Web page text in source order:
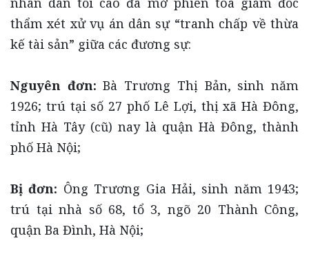
thẩm xét xử vụ án dân sự “tranh chấp về thừa
kế tài sản” giữa các đương sự:
Nguyên đơn:Bà Trương Thị Bản, sinh năm
1926; trú tại số 27 phố Lê Lợi, thị xã Hà Đông,
tỉnh Hà Tây (cũ) nay là quận Hà Đông, thành
phố Hà Nội;
Bị đơn: Ông Trương Gia Hải, sinh năm 1943;
trú tại nhà số 68, tổ 3, ngõ 20 Thành Công,
quận Ba Đình, Hà Nội;